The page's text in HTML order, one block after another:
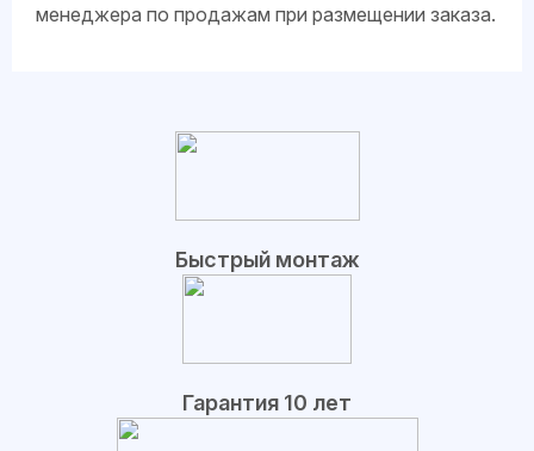
менеджера по продажам при размещении заказа.
Быстрый монтаж
Гарантия 10 лет